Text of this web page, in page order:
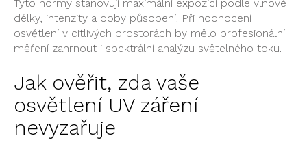
Tyto normy stanovují maximální expozici podle vlnové
délky, intenzity a doby působení. Při hodnocení
osvětlení v citlivých prostorách by mělo profesionální
měření zahrnout i spektrální analýzu světelného toku.
Jak ověřit, zda vaše
osvětlení UV záření
nevyzařuje